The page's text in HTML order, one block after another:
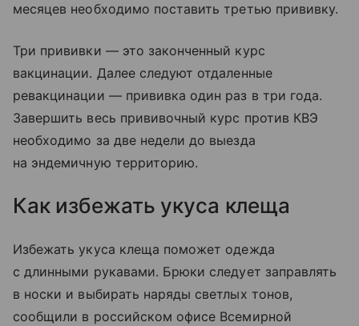
месяцев необходимо поставить третью прививку.
Три прививки — это законченный курс
вакцинации. Далее следуют отдаленные
ревакцинации — прививка один раз в три года.
Завершить весь прививочный курс против КВЭ
необходимо за две недели до выезда
на эндемичную территорию.
Как избежать укуса клеща
Избежать укуса клеща поможет одежда
с длинными рукавами. Брюки следует заправлять
в носки и выбирать наряды светлых тонов,
сообщили в российском офисе Всемирной